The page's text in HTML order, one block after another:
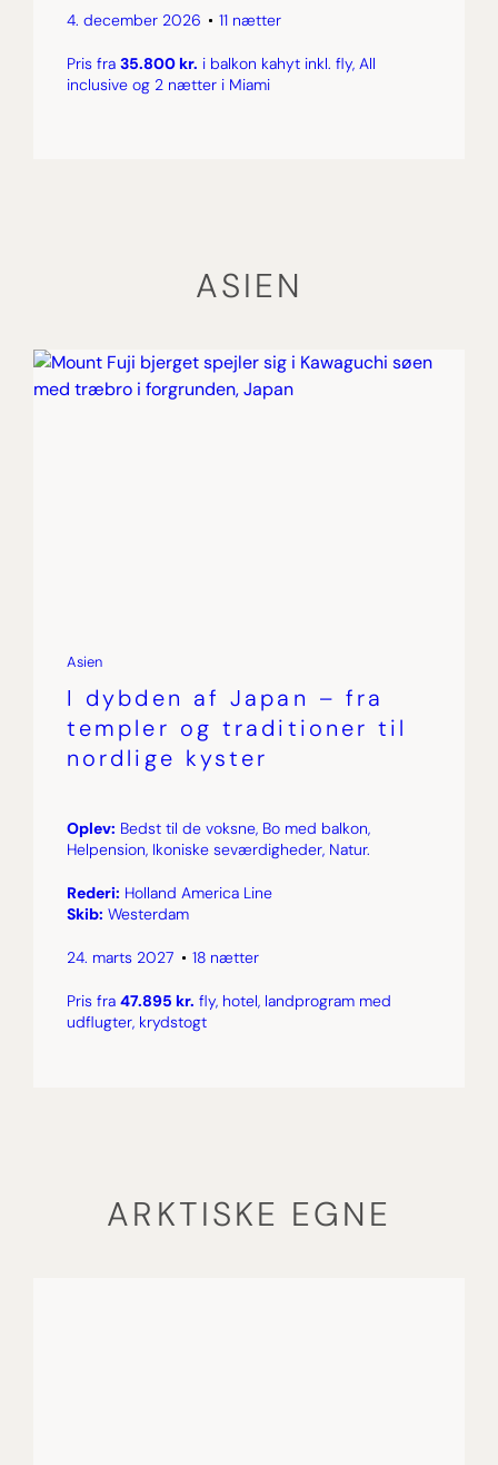
4. december 2026 11 nætter
Pris fra 35.800 kr. i balkon kahyt inkl. fly, All
inclusive og 2 nætter i Miami
ASIEN
Asien
I dybden af Japan – fra
templer og traditioner til
nordlige kyster
Oplev: Bedst til de voksne, Bo med balkon,
Helpension, Ikoniske seværdigheder, Natur.
Rederi: Holland America Line
Skib: Westerdam
24. marts 2027 18 nætter
Pris fra 47.895 kr. fly, hotel, landprogram med
udflugter, krydstogt
ARKTISKE EGNE